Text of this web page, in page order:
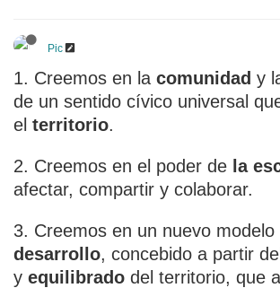
Pic
1. Creemos en la comunidad y
de un sentido cívico universal
el territorio.
2. Creemos en el poder de la
afectar, compartir y colaborar.
3. Creemos en un nuevo modelo
desarrollo, concebido a partir
y equilibrado del territorio, que